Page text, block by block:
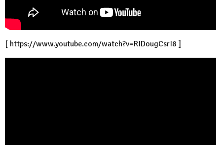
[ https://www.youtube.com/watch?v=RIDougCsrI8 ]